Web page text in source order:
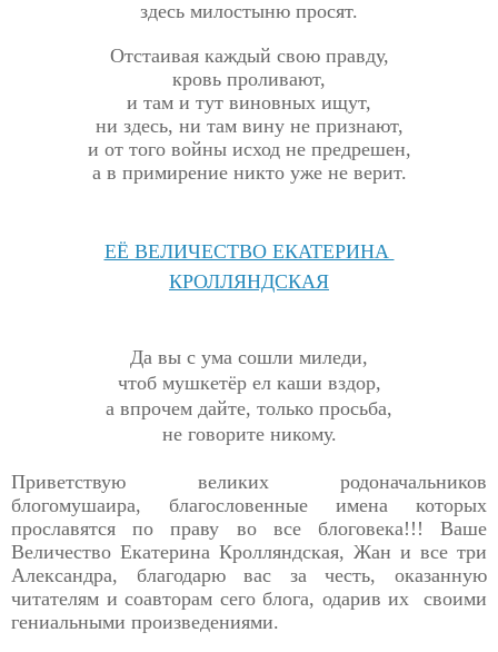
здесь милостыню просят.
Отстаивая каждый свою правду,
кровь проливают,
и там и тут виновных ищут,
ни здесь, ни там вину не признают,
и от того войны исход не предрешен,
а в примирение никто уже не верит.
ЕЁ ВЕЛИЧЕСТВО ЕКАТЕРИНА
КРОЛЛЯНДСКАЯ
Да вы с ума сошли миледи,
чтоб мушкетёр ел каши вздор,
а впрочем дайте, только просьба,
не говорите никому.
Приветствую великих родоначальников
блогомушаира, благословенные имена которых
прославятся по праву во все блоговека!!! Ваше
Величество Екатерина Кролляндская, Жан и все три
Александра, благодарю вас за честь, оказанную
читателям и соавторам сего блога, одарив их своими
гениальными произведениями.